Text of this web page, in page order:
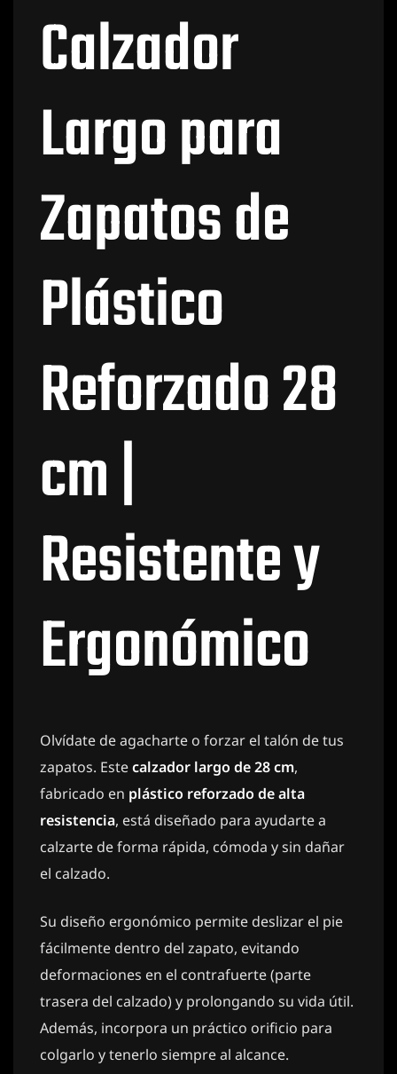
Calzador
Largo para
Zapatos de
Plástico
Reforzado 28
cm |
Resistente y
Ergonómico
Olvídate de agacharte o forzar el talón de tus
zapatos. Estecalzador largo de 28 cm,
fabricado en plástico reforzado de alta
resistencia, está diseñado para ayudarte a
calzarte de forma rápida, cómoda y sin dañar
el calzado.
Su diseño ergonómico permite deslizar el pie
fácilmente dentro del zapato, evitando
deformaciones en el contrafuerte (parte
trasera del calzado) y prolongando su vida útil.
Además, incorpora un práctico orificio para
colgarlo y tenerlo siempre al alcance.